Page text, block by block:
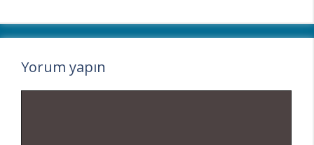
Yorum yapın